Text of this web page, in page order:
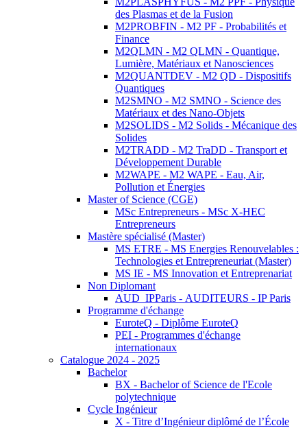
des Plasmas et de la Fusion
M2PROBFIN - M2 PF - Probabilités et
Finance
M2QLMN - M2 QLMN - Quantique,
Lumière, Matériaux et Nanosciences
M2QUANTDEV - M2 QD - Dispositifs
Quantiques
M2SMNO - M2 SMNO - Science des
Matériaux et des Nano-Objets
M2SOLIDS - M2 Solids - Mécanique des
Solides
M2TRADD - M2 TraDD - Transport et
Développement Durable
M2WAPE - M2 WAPE - Eau, Air,
Pollution et Énergies
Master of Science (CGE)
MSc Entrepreneurs - MSc X-HEC
Entrepreneurs
Mastère spécialisé (Master)
MS ETRE - MS Energies Renouvelables :
Technologies et Entrepreneuriat (Master)
MS IE - MS Innovation et Entreprenariat
Non Diplomant
AUD_IPParis - AUDITEURS - IP Paris
Programme d'échange
EuroteQ - Diplôme EuroteQ
PEI - Programmes d'échange
internationaux
Catalogue 2024 - 2025
Bachelor
BX - Bachelor of Science de l'Ecole
polytechnique
Cycle Ingénieur
X - Titre d’Ingénieur diplômé de l’École